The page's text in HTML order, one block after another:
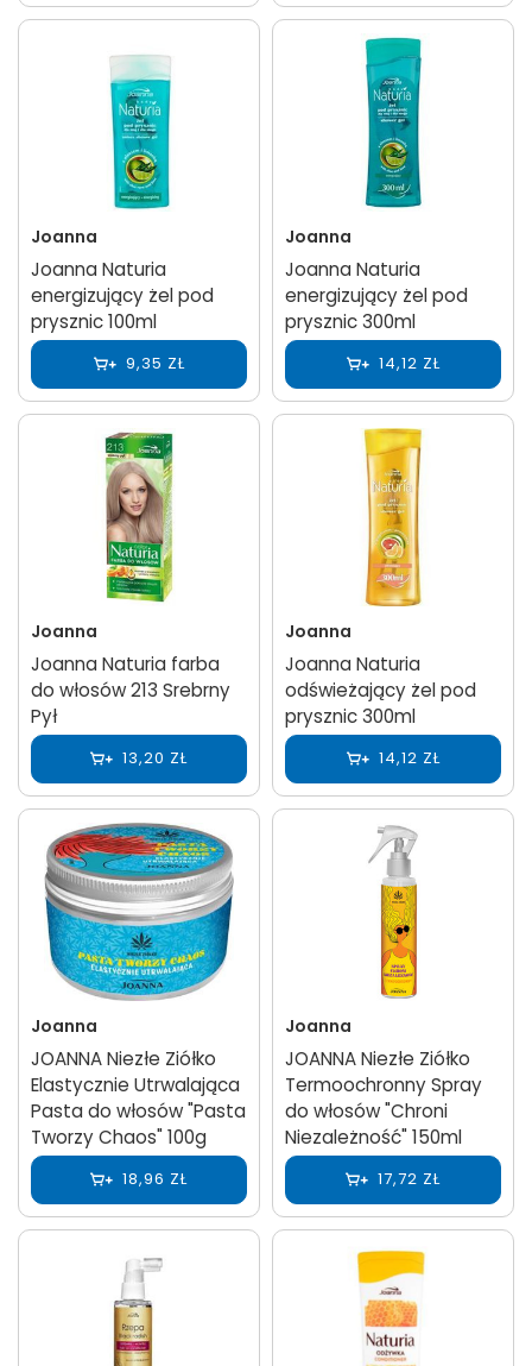
Joanna
Joanna Naturia
energizujący żel pod
prysznic 100ml
9,35 ZŁ
Joanna
Joanna Naturia
energizujący żel pod
prysznic 300ml
14,12 ZŁ
Joanna
Joanna Naturia farba
do włosów 213 Srebrny
Pył
13,20 ZŁ
Joanna
Joanna Naturia
odświeżający żel pod
prysznic 300ml
14,12 ZŁ
Joanna
JOANNA Niezłe Ziółko
Elastycznie Utrwalająca
Pasta do włosów "Pasta
Tworzy Chaos" 100g
18,96 ZŁ
Joanna
JOANNA Niezłe Ziółko
Termoochronny Spray
do włosów "Chroni
Niezależność" 150ml
17,72 ZŁ